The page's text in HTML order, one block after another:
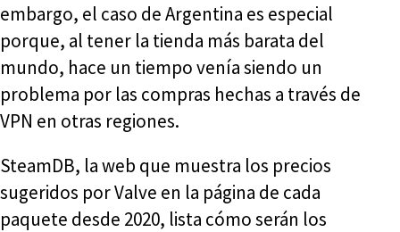
embargo, el caso de Argentina es especial
porque, al tener la tienda más barata del
mundo, hace un tiempo venía siendo un
problema por las compras hechas a través de
VPN en otras regiones.
SteamDB, la web que muestra los precios
sugeridos por Valve en la página de cada
paquete desde 2020, lista cómo serán los